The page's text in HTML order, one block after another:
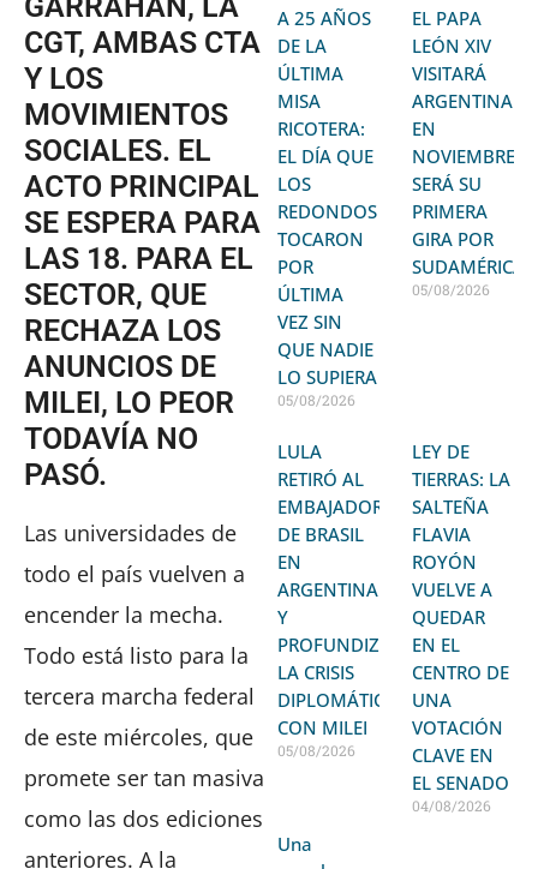
CGT, AMBAS CTA
Y LOS
MOVIMIENTOS
SOCIALES. EL
ACTO PRINCIPAL
SE ESPERA PARA
LAS 18. PARA EL
SECTOR, QUE
RECHAZA LOS
ANUNCIOS DE
MILEI, LO PEOR
TODAVÍA NO
PASÓ.
Las universidades de
todo el país vuelven a
encender la mecha.
Todo está listo para la
tercera marcha federal
de este miércoles, que
promete ser tan masiva
como las dos ediciones
anteriores. A la
A 25 AÑOS
DE LA
ÚLTIMA
MISA
RICOTERA:
EL DÍA QUE
LOS
REDONDOS
TOCARON
POR
ÚLTIMA
VEZ SIN
QUE NADIE
LO SUPIERA
05/08/2026
EL PAPA
LEÓN XIV
VISITARÁ
ARGENTINA
EN
NOVIEMBRE:
SERÁ SU
PRIMERA
GIRA POR
SUDAMÉRICA
05/08/2026
LULA
RETIRÓ AL
EMBAJADOR
DE BRASIL
EN
ARGENTINA
Y
PROFUNDIZA
LA CRISIS
DIPLOMÁTICA
CON MILEI
05/08/2026
LEY DE
TIERRAS: LA
SALTEÑA
FLAVIA
ROYÓN
VUELVE A
QUEDAR
EN EL
CENTRO DE
UNA
VOTACIÓN
CLAVE EN
EL SENADO
04/08/2026
Una